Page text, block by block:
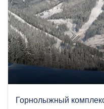
Горнолыжный